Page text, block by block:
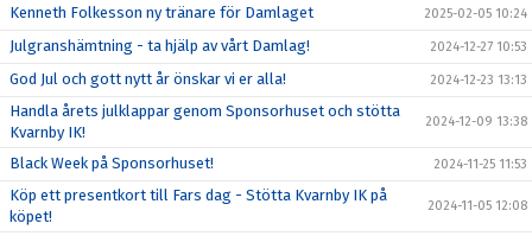
Kenneth Folkesson ny tränare för Damlaget 2025-02-05 10:24
Julgranshämtning - ta hjälp av vårt Damlag! 2024-12-27 10:53
God Jul och gott nytt år önskar vi er alla! 2024-12-23 13:13
Handla årets julklappar genom Sponsorhuset och stötta
Kvarnby IK!
2024-12-09 13:38
Black Week på Sponsorhuset! 2024-11-25 11:53
Köp ett presentkort till Fars dag - Stötta Kvarnby IK på
köpet!
2024-11-05 12:08